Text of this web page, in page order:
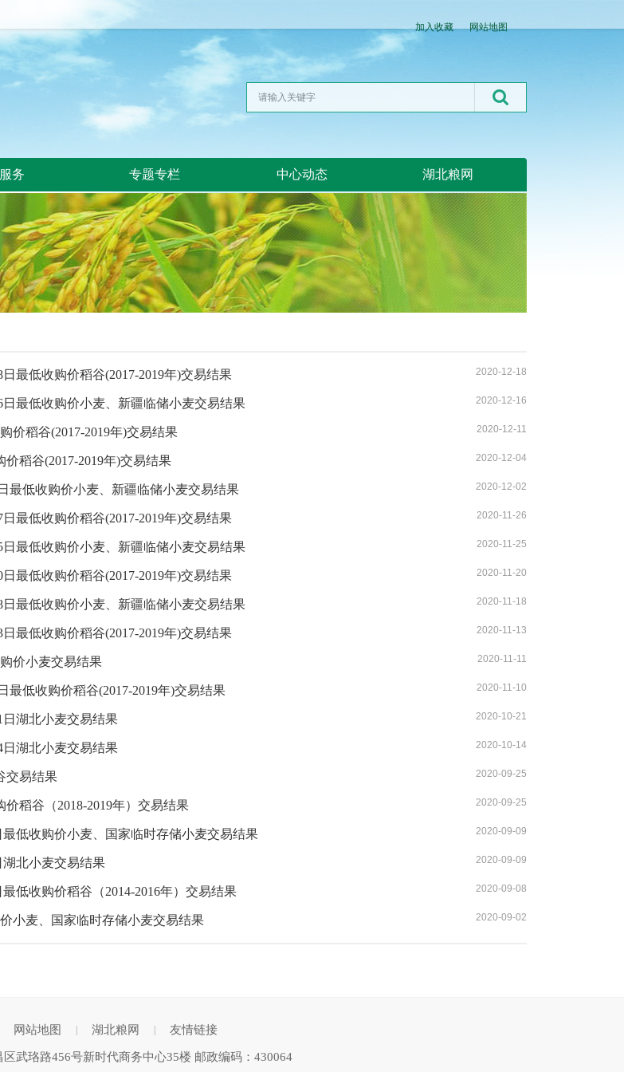
加入收藏 网站地图
务 专题专栏 中心动态 湖北粮网
最低收购价稻谷(2017-2019年)交易结果 2020-12-18
日最低收购价小麦、新疆临储小麦交易结果 2020-12-16
价稻谷(2017-2019年)交易结果 2020-12-11
价稻谷(2017-2019年)交易结果 2020-12-04
最低收购价小麦、新疆临储小麦交易结果 2020-12-02
最低收购价稻谷(2017-2019年)交易结果 2020-11-26
日最低收购价小麦、新疆临储小麦交易结果 2020-11-25
最低收购价稻谷(2017-2019年)交易结果 2020-11-20
日最低收购价小麦、新疆临储小麦交易结果 2020-11-18
最低收购价稻谷(2017-2019年)交易结果 2020-11-13
价小麦交易结果 2020-11-11
最低收购价稻谷(2017-2019年)交易结果 2020-11-10
日湖北小麦交易结果 2020-10-21
日湖北小麦交易结果 2020-10-14
交易结果 2020-09-25
价稻谷（2018-2019年）交易结果 2020-09-25
最低收购价小麦、国家临时存储小麦交易结果 2020-09-09
北小麦交易结果 2020-09-09
低收购价稻谷（2014-2016年）交易结果 2020-09-08
小麦、国家临时存储小麦交易结果 2020-09-02
网站地图 湖北粮网 友情链接
武珞路456号新时代商务中心35楼 邮政编码：430064